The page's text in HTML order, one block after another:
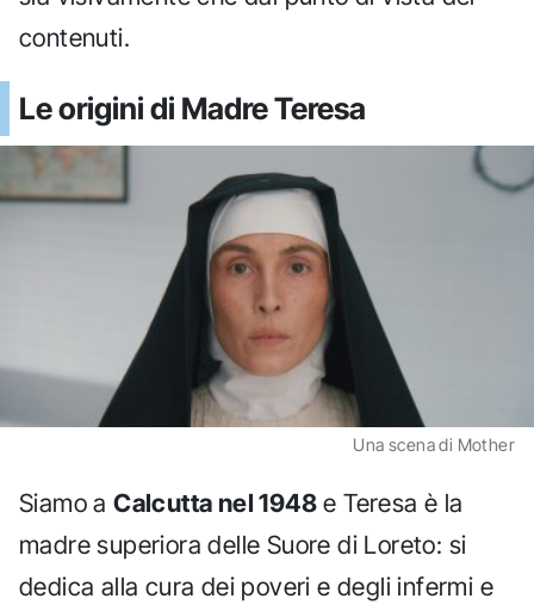
contenuti.
Le origini di Madre Teresa
Una scena di Mother
Siamo aCalcutta nel 1948 e Teresa è la
madre superiora delle Suore di Loreto: si
dedica alla cura dei poveri e degli infermi e